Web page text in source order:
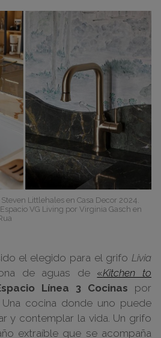
Littlehales en Casa Decor 2024.
VG Living por Virginia Gasch en
el elegido para el grifo Livia
de aguas de «Kitchen to
Línea 3 Cocinas por
Una cocina donde uno puede
y contemplar la vida. Un grifo
extraíble que se acompaña